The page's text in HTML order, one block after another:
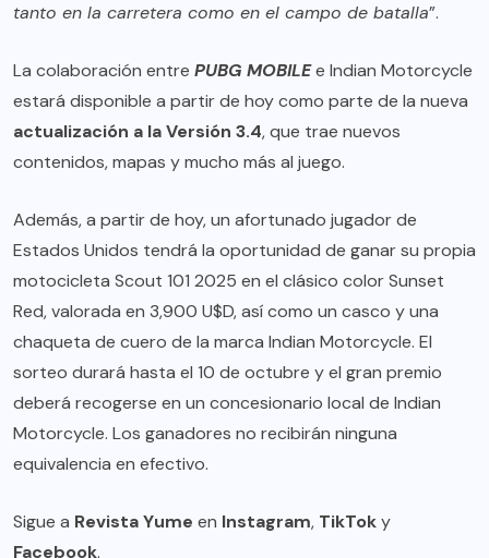
tanto en la carretera como en el campo de batalla”.
La colaboración entre PUBG MOBILEe Indian Motorcycle
estará disponible a partir de hoy como parte de la nueva
actualización a la Versión 3.4, que trae nuevos
contenidos, mapas y mucho más al juego.
Además, a partir de hoy, un afortunado jugador de
Estados Unidos tendrá la oportunidad de ganar su propia
motocicleta Scout 101 2025 en el clásico color Sunset
Red, valorada en 3,900 U$D, así como un casco y una
chaqueta de cuero de la marca Indian Motorcycle. El
sorteo durará hasta el 10 de octubre y el gran premio
deberá recogerse en un concesionario local de Indian
Motorcycle. Los ganadores no recibirán ninguna
equivalencia en efectivo.
Sigue a Revista Yume en Instagram, TikToky
Facebook.